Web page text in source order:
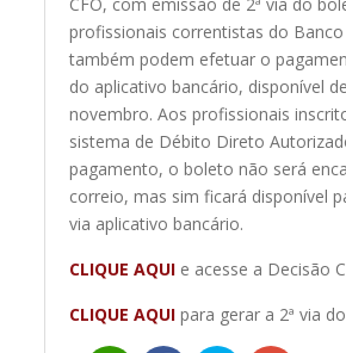
profissionais correntistas do
também podem efetuar o
do aplicativo bancário, disponível
novembro. Aos profissionais
sistema de Débito Direto
pagamento, o boleto não será
correio, mas sim ficará disponível
via aplicativo bancário.
CLIQUE AQUI e acesse a Decisão
CLIQUE AQUIpara gerar a 2ª via